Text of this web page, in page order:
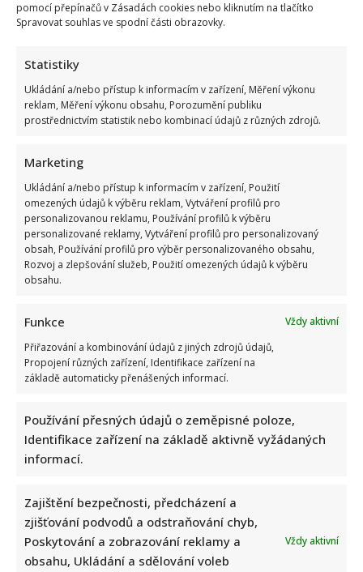
pomocí přepínačů v Zásadách cookies nebo kliknutím na tlačítko
Spravovat souhlas ve spodní části obrazovky.
Statistiky
Ukládání a/nebo přístup k informacím v zařízení, Měření výkonu
reklam, Měření výkonu obsahu, Porozumění publiku
prostřednictvím statistik nebo kombinací údajů z různých zdrojů.
Marketing
Ukládání a/nebo přístup k informacím v zařízení, Použití
omezených údajů k výběru reklam, Vytváření profilů pro
personalizovanou reklamu, Používání profilů k výběru
personalizované reklamy, Vytváření profilů pro personalizovaný
obsah, Používání profilů pro výběr personalizovaného obsahu,
Rozvoj a zlepšování služeb, Použití omezených údajů k výběru
obsahu.
Funkce
Vždy aktivní
Přiřazování a kombinování údajů z jiných zdrojů údajů,
Propojení různých zařízení, Identifikace zařízení na
základě automaticky přenášených informací.
Používání přesných údajů o zeměpisné poloze,
Identifikace zařízení na základě aktivně vyžádaných
informací.
Zajištění bezpečnosti, předcházení a
zjišťování podvodů a odstraňování chyb,
Poskytování a zobrazování reklamy a
obsahu, Ukládání a sdělování voleb
Vždy aktivní
Test znalostí staré češtiny: 10 výrazů z počátku 20. století
odhalí, kdo by se tehdy domluvil
Dagmar Pecková pod palbou kritiky: Mračková Vildumetzová
jí vytkla natáčení se při řízení a ptá se, zda je to v pořádku
Poslední chvíle Ivety Bartošové: Maminka z telefonátu
cítila zlepšení, poté přišla nejtvrdší rána